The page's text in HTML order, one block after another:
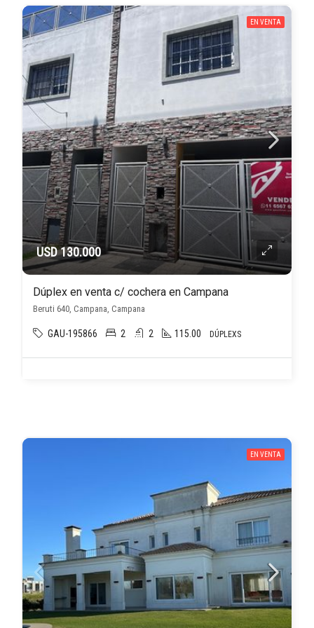
EN VENTA
USD 130.000
Dúplex en venta c/ cochera en Campana
Beruti 640, Campana, Campana
GAU-195866 2 2 115.00 DÚPLEXS
EN VENTA